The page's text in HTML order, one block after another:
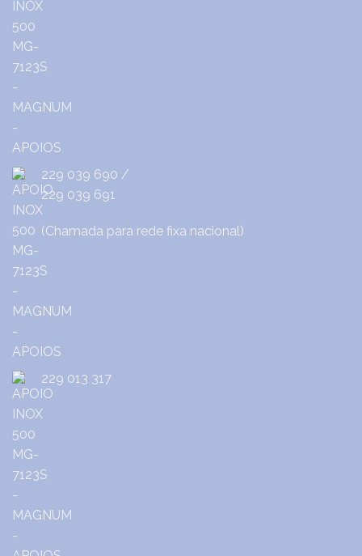
229 039 690 /
229 039 691
(Chamada para rede fixa nacional)
229 013 317